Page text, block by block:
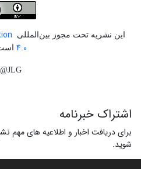
این نشریه تحت مجوز بین‌المللی
4.0
JLG@
اشتراک خبرنامه
برای دریافت اخبار و اطلاعیه های مهم
شوید.